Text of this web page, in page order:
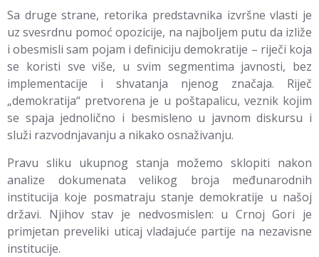
Sa druge strane, retorika predstavnika izvršne vlasti je
uz svesrdnu pomoć opozicije, na najboljem putu da izliže
i obesmisli sam pojam i definiciju demokratije – riječi koja
se koristi sve više, u svim segmentima javnosti, bez
implementacije i shvatanja njenog značaja. Riječ
„demokratija“ pretvorena je u poštapalicu, veznik kojim
se spaja jednolično i besmisleno u javnom diskursu i
služi razvodnjavanju a nikako osnaživanju.
Pravu sliku ukupnog stanja možemo sklopiti nakon
analize dokumenata velikog broja međunarodnih
institucija koje posmatraju stanje demokratije u našoj
državi. Njihov stav je nedvosmislen: u Crnoj Gori je
primjetan preveliki uticaj vladajuće partije na nezavisne
institucije.